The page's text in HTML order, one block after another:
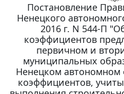
Постановление
Ненецкого
2016 г. N 544-П
коэффициентов
первичном и
муниципальных
Ненецком автономном
коэффициентов,